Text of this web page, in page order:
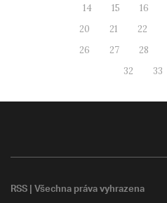
14
15 16
20
21 22
26
27 28
32
33
RSS| Všechna práva vyhrazena